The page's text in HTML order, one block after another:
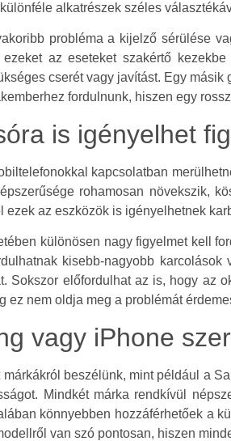
alkatrészek széles
probléma a kijelző sérülése
az eseteket szakértő
cserét vagy javítást. Egy
fordulnunk, hiszen egy
is igényelhet
kapcsolatban
rohamosan növekszik,
ezek az eszközök is igényelhetnek
különösen nagy figyelmet kell
kisebb-nagyobb
Sokszor előfordulhat az is, hogy az
ez nem oldja meg a problémát
vagy iPhone
beszélünk, mint például a
Mindkét márka rendkívül
könnyebben hozzáférhetőek a
van szó pontosan, hiszen